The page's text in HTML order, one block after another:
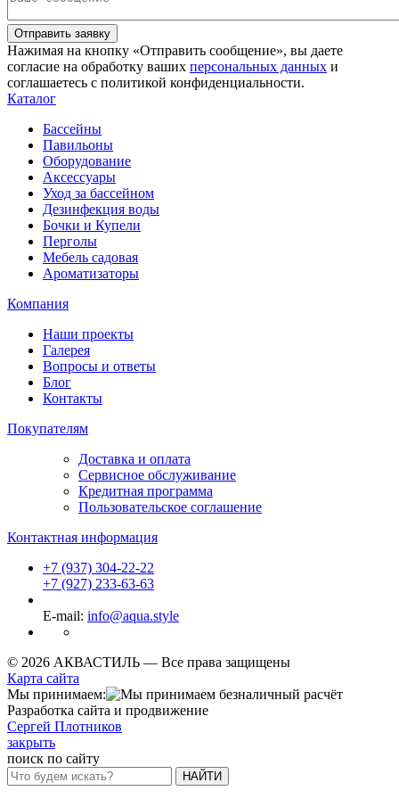
Отправить заявку
Нажимая на кнопку «Отправить сообщение», вы даете
согласие на обработку ваших персональных данных и
соглашаетесь с политикой конфиденциальности.
Каталог
Бассейны
Павильоны
Оборудование
Аксессуары
Уход за бассейном
Дезинфекция воды
Бочки и Купели
Перголы
Мебель садовая
Ароматизаторы
Компания
Наши проекты
Галерея
Вопросы и ответы
Блог
Контакты
Покупателям
Доставка и оплата
Сервисное обслуживание
Кредитная программа
Пользовательское соглашение
Контактная информация
+7 (937) 304-22-22
+7 (927) 233-63-63
E-mail: info@aqua.style
© 2026 АКВАСТИЛЬ — Все права защищены
Карта сайта
Мы принимаем:
Разработка сайта и продвижение
Сергей Плотников
закрыть
поиск по сайту
НАЙТИ